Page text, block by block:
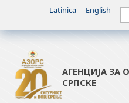
Latinica English
АГЕНЦИЈА ЗА
СРПСКЕ